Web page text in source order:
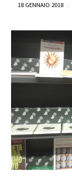
BLOG
18 GENNAIO 2018